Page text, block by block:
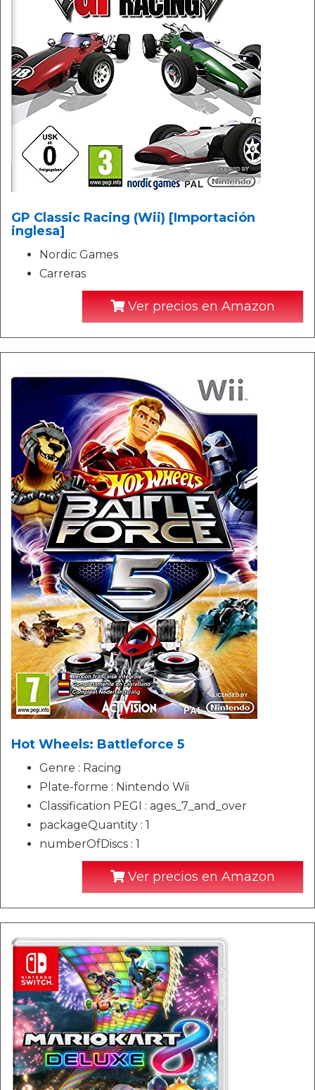
GP Classic Racing (Wii) [Importación
inglesa]
Nordic Games
Carreras
Ver precios en Amazon
Hot Wheels: Battleforce 5
Genre : Racing
Plate-forme : Nintendo Wii
Classification PEGI : ages_7_and_over
packageQuantity : 1
numberOfDiscs : 1
Ver precios en Amazon